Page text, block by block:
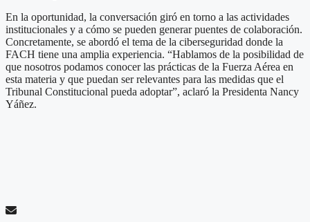
En la oportunidad, la conversación giró en torno a las actividades
institucionales y a cómo se pueden generar puentes de colaboración.
Concretamente, se abordó el tema de la ciberseguridad donde la
FACH tiene una amplia experiencia. “Hablamos de la posibilidad de
que nosotros podamos conocer las prácticas de la Fuerza Aérea en
esta materia y que puedan ser relevantes para las medidas que el
Tribunal Constitucional pueda adoptar”, aclaró la Presidenta Nancy
Yáñez.